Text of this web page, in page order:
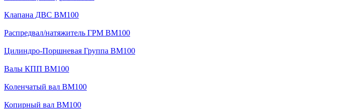
Клапана ДВС BM100
Распредвал/натяжитель ГРМ BM100
Цилиндро-Поршневая Группа BM100
Валы КПП BM100
Коленчатый вал BM100
Копирный вал BM100